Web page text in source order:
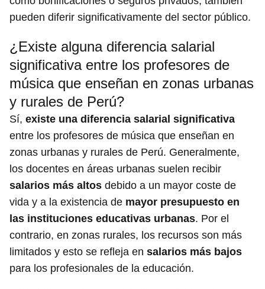
pueden diferir significativamente del sector público.
¿Existe alguna diferencia salarial
significativa entre los profesores de
música que enseñan en zonas urbanas
y rurales de Perú?
Sí, existe una diferencia salarial significativa
entre los profesores de música que enseñan en
zonas urbanas y rurales de Perú. Generalmente,
los docentes en áreas urbanas suelen recibir
salarios más altos debido a un mayor coste de
vida y a la existencia de mayor presupuesto en
las instituciones educativas urbanas. Por el
contrario, en zonas rurales, los recursos son más
limitados y esto se refleja en salarios más bajos
para los profesionales de la educación.